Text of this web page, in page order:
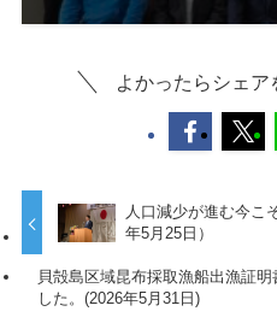
よかったらシェア
人口減少が進む今こ
年5月25日）
貝殻島区域昆布採取漁船出漁証明
した。(2026年5月31日)